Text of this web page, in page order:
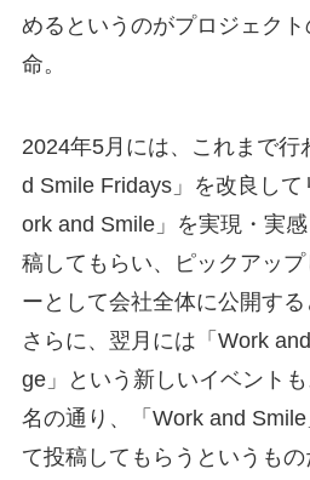
めるというのがプロジェク
命。
2024年5月には、これまで行
d Smile Fridays」を改良し
ork and Smile」を実現・実
稿してもらい、ピックアッ
ーとして会社全体に公開する
さらに、翌月には「Work
ge」という新しいイベント
名の通り、「Work and
て投稿してもらうというも